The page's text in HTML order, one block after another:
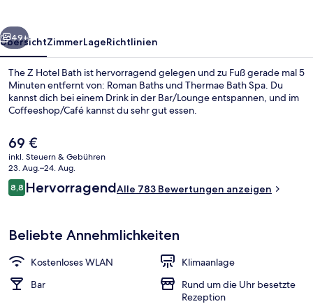
Außenbereich
Weiter
49+
ÜbersichtZimmerLageRichtlinien
The Z Hotel Bath ist hervorragend gelegen und zu Fuß gerade mal 5
Minuten entfernt von: Roman Baths und Thermae Bath Spa. Du
kannst dich bei einem Drink in der Bar/Lounge entspannen, und im
Coffeeshop/Café kannst du sehr gut essen.
Der
aktuelle
Preis
beträgt
69 €.
69 €
inkl. Steuern & Gebühren
23. Aug.–24. Aug.
Bewertungen
8,88,8 von 10.
HervorragendAlle 783 Bewertungen anzeigen
Beliebte Annehmlichkeiten
Kostenloses WLAN
Klimaanlage
Bar
Rund um die Uhr besetzte
Rezeption